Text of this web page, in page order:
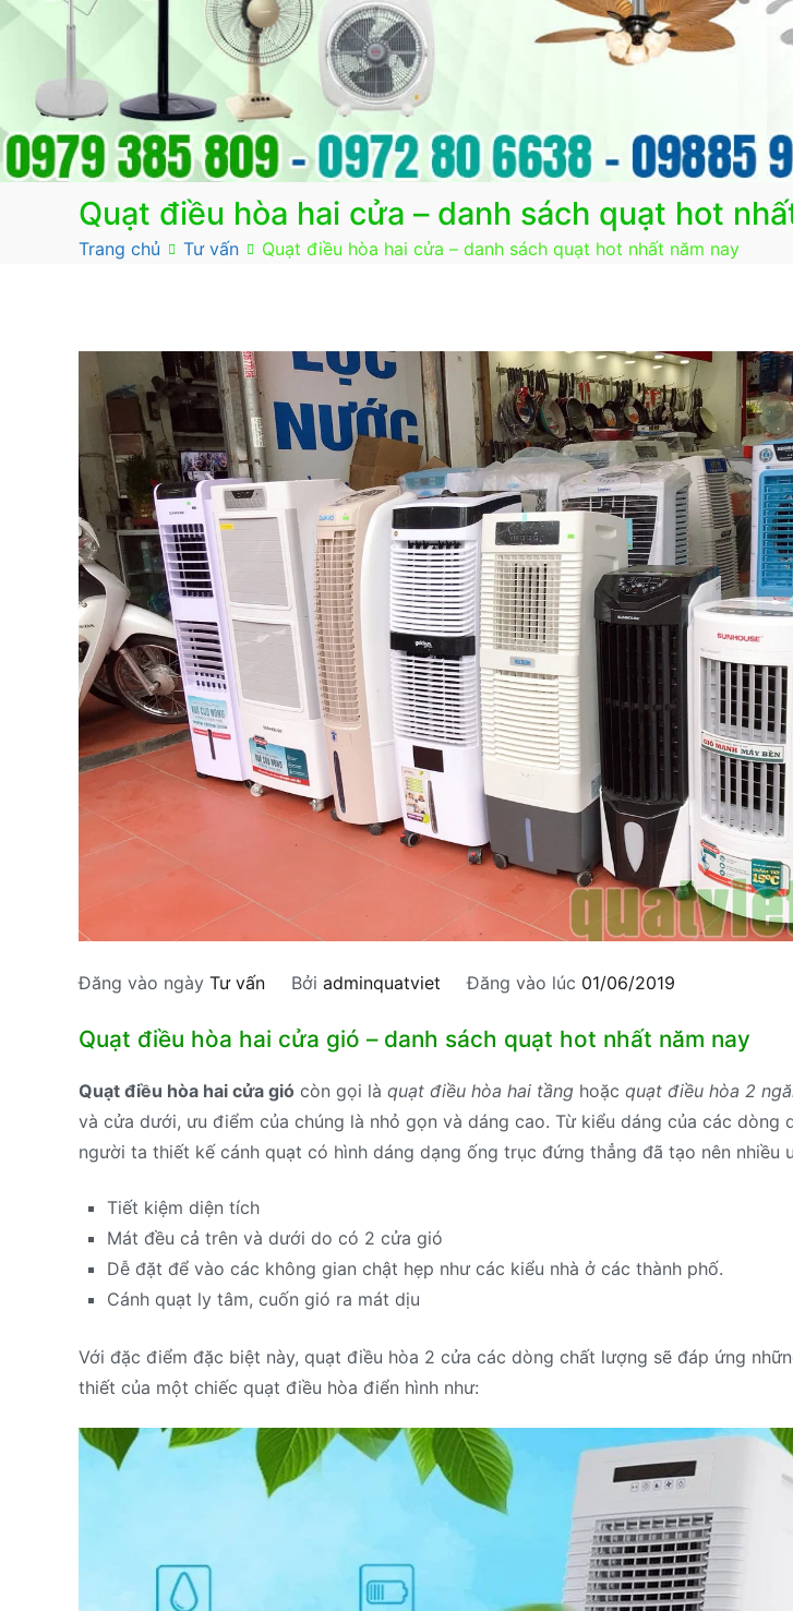
Quạt điều hòa hai cửa – danh sách quạt hot
Trang chủ Tư vấn Quạt điều hòa hai cửa – danh sách quạt hot nhất năm nay
Đăng vào ngày Tư vấn Bởi adminquatviet Đăng vào lúc 01/06/2019
Quạt điều hòa hai cửa gió – danh sách quạt hot nhất năm nay
Quạt điều hòa hai cửa gió còn gọi là quạt điều hòa hai tầng hoặc quạt điều hòa 2
và cửa dưới, ưu điểm của chúng là nhỏ gọn và dáng cao. Từ kiểu dáng của các dòng
người ta thiết kế cánh quạt có hình dáng dạng ống trục đứng thẳng đã tạo nên nhiều
Tiết kiệm diện tích
Mát đều cả trên và dưới do có 2 cửa gió
Dễ đặt để vào các không gian chật hẹp như các kiểu nhà ở các thành phố.
Cánh quạt ly tâm, cuốn gió ra mát dịu
Với đặc điểm đặc biệt này, quạt điều hòa 2 cửa các dòng chất lượng sẽ đáp ứng
thiết của một chiếc quạt điều hòa điển hình như: